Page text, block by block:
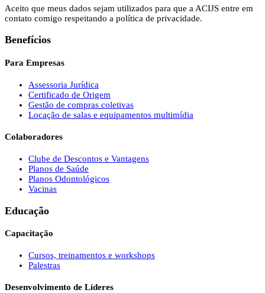
Aceito que meus dados sejam utilizados para que a ACIJS entre em
contato comigo respeitando a política de privacidade.
Benefícios
Para Empresas
Assessoria Jurídica
Certificado de Origem
Gestão de compras coletivas
Locação de salas e equipamentos multimídia
Colaboradores
Clube de Descontos e Vantagens
Planos de Saúde
Planos Odontológicos
Vacinas
Educação
Capacitação
Cursos, treinamentos e workshops
Palestras
Desenvolvimento de Líderes